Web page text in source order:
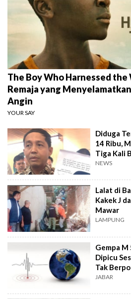
The Boy Who Harnessed
Remaja yang
Angin
YOUR SAY
Diduga
14 Ribu,
Tiga Kali
Kuansing
NEWS
Lalat di
Kakek J
Mawar
LAMPUNG
Gempa M
Dipicu
Tak
JABAR